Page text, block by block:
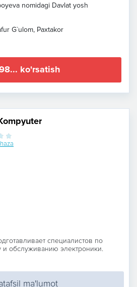
nomidagi Davlat yosh
G`ulom, Paxtakor
ko'rsatish
специалистов по
и обслуживанию электроники.
ma'lumot